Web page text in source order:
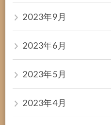
2023年9月
2023年6月
2023年5月
2023年4月